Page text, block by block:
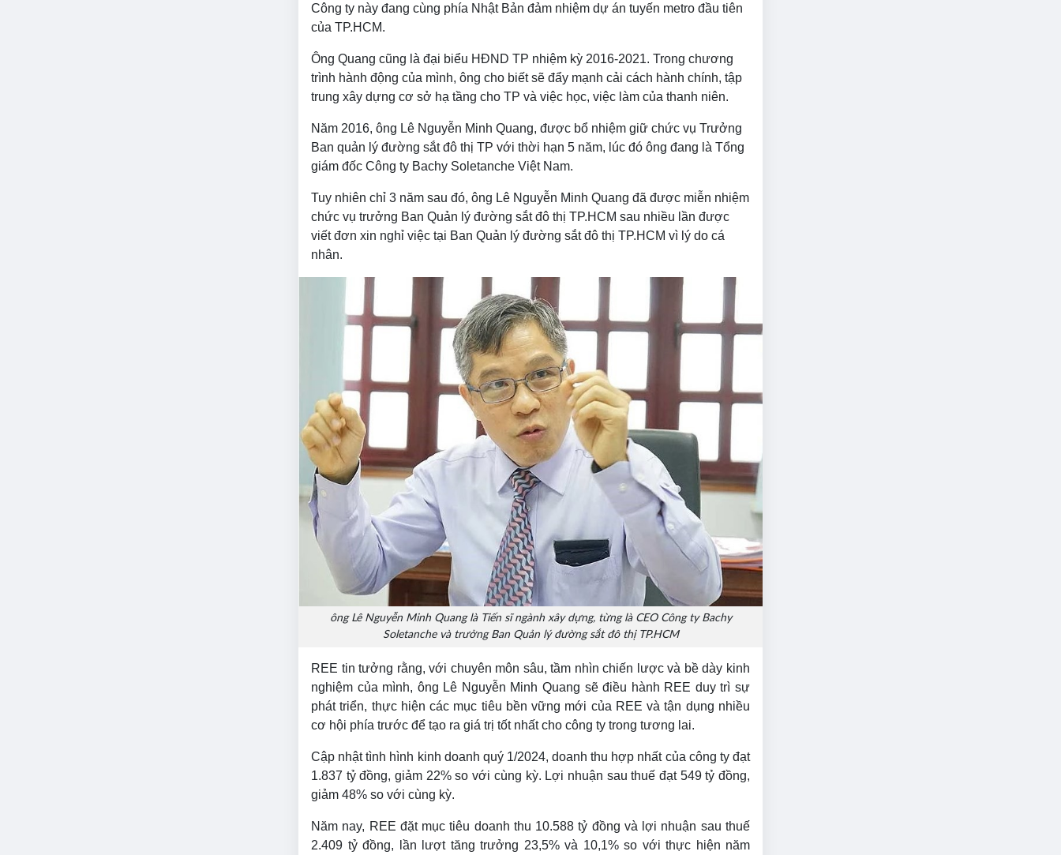
Công ty này đang cùng phía Nhật Bản đảm nhiệm dự án tuyến metro đầu tiên
của TP.HCM.
Ông Quang cũng là đại biểu HĐND TP nhiệm kỳ 2016-2021. Trong chương
trình hành động của mình, ông cho biết sẽ đẩy mạnh cải cách hành chính, tập
trung xây dựng cơ sở hạ tầng cho TP và việc học, việc làm của thanh niên.
Năm 2016, ông Lê Nguyễn Minh Quang, được bổ nhiệm giữ chức vụ Trưởng
Ban quản lý đường sắt đô thị TP với thời hạn 5 năm, lúc đó ông đang là Tổng
giám đốc Công ty Bachy Soletanche Việt Nam.
Tuy nhiên chỉ 3 năm sau đó, ông Lê Nguyễn Minh Quang đã được miễn nhiệm
chức vụ trưởng Ban Quản lý đường sắt đô thị TP.HCM sau nhiều lần được
viết đơn xin nghỉ việc tại Ban Quản lý đường sắt đô thị TP.HCM vì lý do cá
nhân.
ông Lê Nguyễn Minh Quang là Tiến sĩ ngành xây dựng, từng là CEO Công ty Bachy
Soletanche và trưởng Ban Quản lý đường sắt đô thị TP.HCM
REE tin tưởng rằng, với chuyên môn sâu, tầm nhìn chiến lược và bề dày kinh
nghiệm của mình, ông Lê Nguyễn Minh Quang sẽ điều hành REE duy trì sự
phát triển, thực hiện các mục tiêu bền vững mới của REE và tận dụng nhiều
cơ hội phía trước để tạo ra giá trị tốt nhất cho công ty trong tương lai.
Cập nhật tình hình kinh doanh quý 1/2024, doanh thu hợp nhất của công ty đạt
1.837 tỷ đồng, giảm 22% so với cùng kỳ. Lợi nhuận sau thuế đạt 549 tỷ đồng,
giảm 48% so với cùng kỳ.
Năm nay, REE đặt mục tiêu doanh thu 10.588 tỷ đồng và lợi nhuận sau thuế
2.409 tỷ đồng, lần lượt tăng trưởng 23,5% và 10,1% so với thực hiện năm